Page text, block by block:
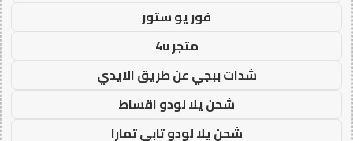
فور يو ستور
متجر 4u
شدات ببجي عن طريق الايدي
شحن يلا لودو اقساط
شحن يلا لودو تابي تمارا